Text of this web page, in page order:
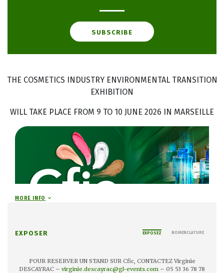
SUBSCRIBE
THE COSMETICS INDUSTRY ENVIRONMENTAL TRANSITION
EXHIBITION
WILL TAKE PLACE FROM 9 TO 10 JUNE 2026 IN MARSEILLE
MORE INFO
EXPOSER EXPOSEZ NOMENCLATURE
POUR RESERVER UN STAND SUR Cfic, CONTACTEZ Virginie
DESCAYRAC – virginie.descayrac@gl-events.com – 05 53 36 78 78